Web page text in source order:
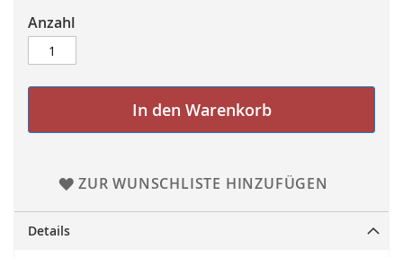
Anzahl
In den Warenkorb
ZUR WUNSCHLISTE HINZUFÜGEN
Details